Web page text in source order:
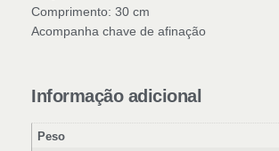
Comprimento: 30 cm
Acompanha chave de afinação
Informação adicional
Peso